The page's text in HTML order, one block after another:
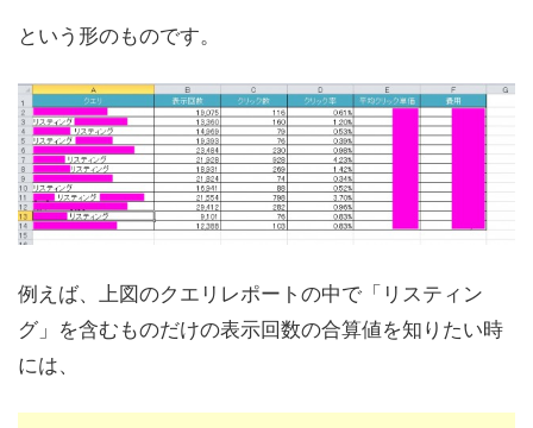
という形のものです。
例えば、上図のクエリレポートの中で「リスティン
グ」を含むものだけの表示回数の合算値を知りたい時
には、